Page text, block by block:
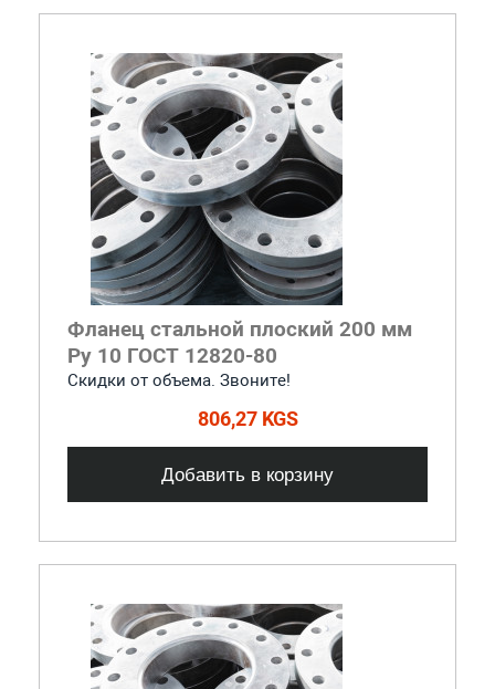
Фланец стальной плоский 200 мм
Ру 10 ГОСТ 12820-80
Скидки от объема. Звоните!
806,27 KGS
Добавить в корзину